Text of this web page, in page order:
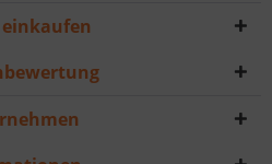
einkaufen